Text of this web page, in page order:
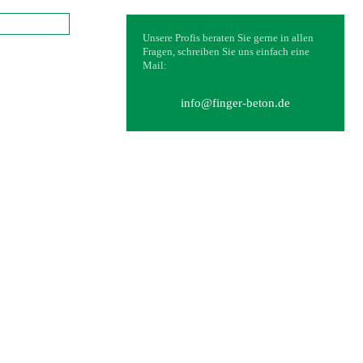
Unsere Profis beraten Sie gerne in allen
Fragen, schreiben Sie uns einfach eine
Mail:
info@finger-beton.de